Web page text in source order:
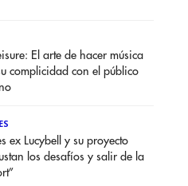
El arte de hacer música
complicidad con el público
ex Lucybell y su proyecto
los desafíos y salir de la